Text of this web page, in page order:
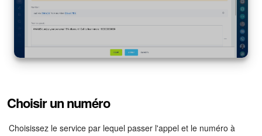
Choisir un numéro
Choisissez le service par lequel passer l'appel et le numéro à